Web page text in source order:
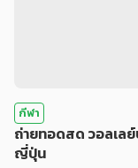
กีฬา
ถ่ายทอดสด วอลเล
ญี่ปุ่น